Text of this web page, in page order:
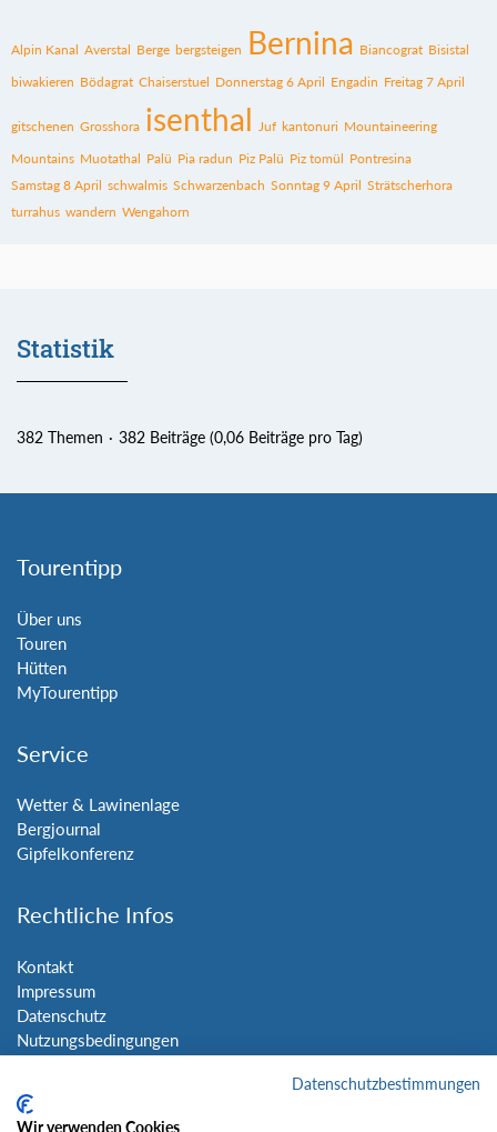
Alpin Kanal Averstal Berge bergsteigen Bernina Biancograt Bisistal
biwakieren Bödagrat Chaiserstuel Donnerstag 6 April Engadin Freitag 7 April
gitschenen Grosshora isenthal Juf kantonuri Mountaineering
Mountains Muotathal Palü Pia radun Piz Palü Piz tomül Pontresina
Samstag 8 April schwalmis Schwarzenbach Sonntag 9 April Strätscherhora
turrahus wandern Wengahorn
Statistik
382 Themen 382 Beiträge (0,06 Beiträge pro Tag)
Tourentipp
Über uns
Touren
Hütten
MyTourentipp
Service
Wetter & Lawinenlage
Bergjournal
Gipfelkonferenz
Rechtliche Infos
Kontakt
Impressum
Datenschutz
Nutzungsbedingungen
Social Media
Datenschutzbestimmungen
Wir verwenden Cookies